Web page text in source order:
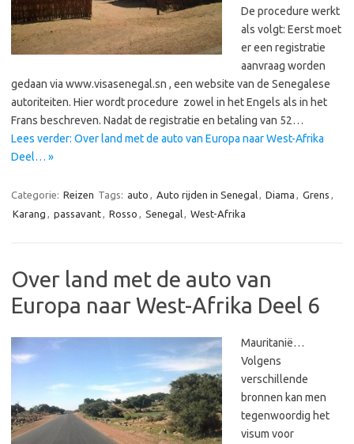
De procedure werkt
als volgt: Eerst moet
er een registratie
aanvraag worden
gedaan via www.visasenegal.sn , een website van de Senegalese
autoriteiten. Hier wordt procedure zowel in het Engels als in het
Frans beschreven. Nadat de registratie en betaling van 52…
Lees verder: Over land met de auto van Europa naar West-Afrika
Deel… »
Categorie: Reizen Tags: auto Auto rijden in Senegal Diama Grens
Karang
passavant Rosso Senegal West-Afrika
Over land met de auto van
Europa naar West-Afrika Deel 6
Mauritanië…
Volgens
verschillende
bronnen kan men
tegenwoordig het
visum voor